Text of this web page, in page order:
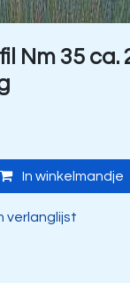
Nm 35 ca.
In winkelmandje
verlanglijst